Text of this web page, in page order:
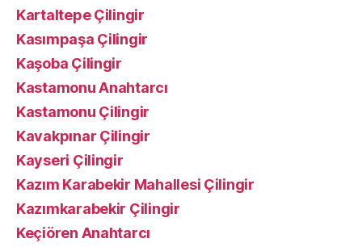
Kartaltepe Çilingir
Kasımpaşa Çilingir
Kaşoba Çilingir
Kastamonu Anahtarcı
Kastamonu Çilingir
Kavakpınar Çilingir
Kayseri Çilingir
Kazım Karabekir Mahallesi Çilingir
Kazımkarabekir Çilingir
Keçiören Anahtarcı